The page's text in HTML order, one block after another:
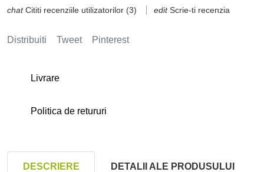
Cititi recenziile utilizatorilor (3) Scrie-ti recenzia
Distribuiti Tweet Pinterest
Livrare
Politica de retururi
DESCRIERE DETALII ALE PRODUSULUI